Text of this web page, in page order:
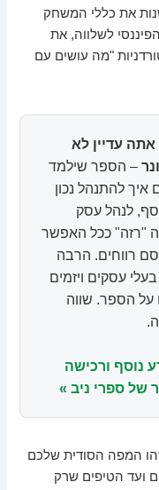
את כללי המשחק
לשלווה, את
"מה עושים עם
עדיין לא
– הספר שילמד
איך להתנהל נכון
לנהל עסק
"רזה" ככל האפשר
רווחים. הרבה
עסקים ויזמים
על הספר. שווה
נוסף ורכישה
של ספרי ניב »
המפה הסודית שלכם
ועד הטיפים שרק